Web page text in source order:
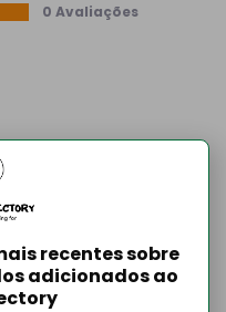
0 Avaliações
recentes sobre
adicionados ao